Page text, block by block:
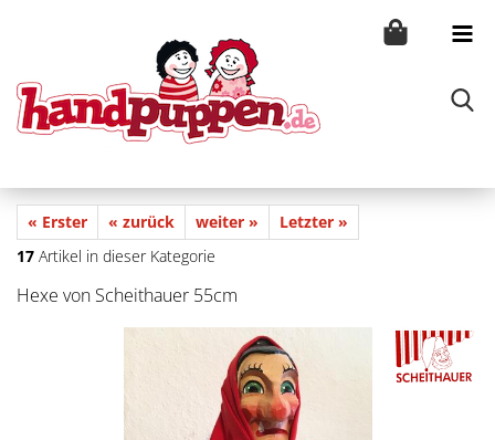
« Erster « zurück weiter »
Letzter »
17 Artikel in dieser Kategorie
Hexe von Scheithauer 55cm